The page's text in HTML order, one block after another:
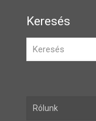
Keresés
Rólunk